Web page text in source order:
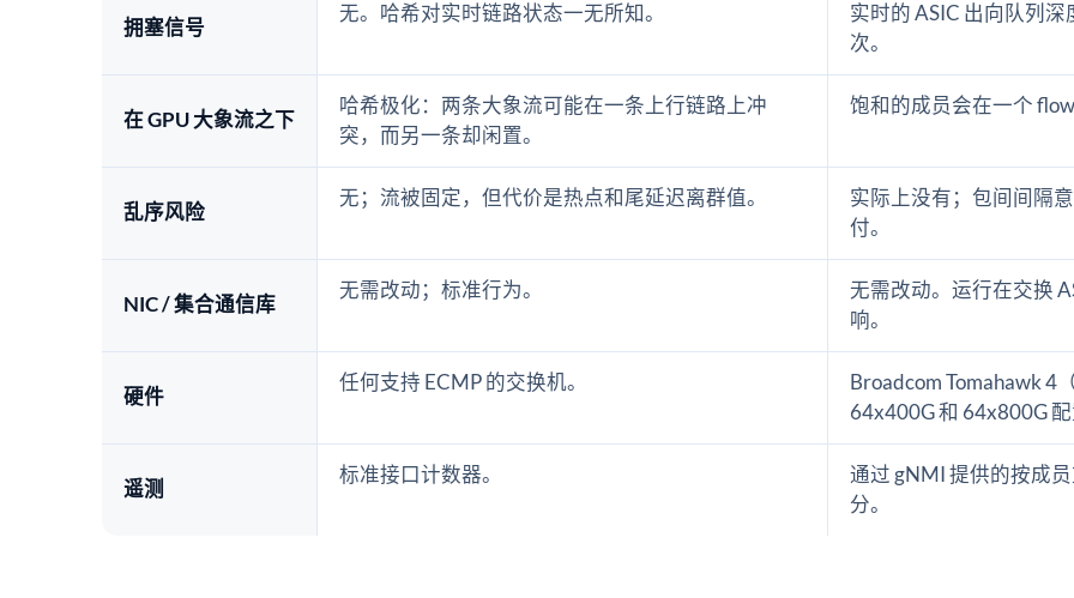
拥塞信号
无。哈希对实时链路状态一无所知。
实时的 ASIC 出向队列
次。
在 GPU 大象流之下
哈希极化：两条大象流可能在一条上行链路上冲
突，而另一条却闲置。
饱和的成员会在一个
乱序风险
无；流被固定，但代价是热点和尾延迟离群值。
实际上没有；包间间隔
付。
NIC / 集合通信库
无需改动；标准行为。
无需改动。运行在交换
响。
硬件
任何支持 ECMP 的交换机。
Broadcom Tomahawk 4
64x400G 和 64x800G 配
遥测
标准接口计数器。
通过 gNMI 提供的按成
分。